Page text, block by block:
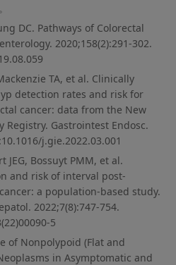
DC. Pathways of Colorectal
2020;158(2):291-302.
TA, et al. Clinically
detection rates and risk for
cancer: data from the New
Registry. Gastrointest Endosc.
j.gie.2022.03.001
JEG, Bossuyt PMM, et al.
and risk of interval post-
a population-based study.
2022;7(8):747-754.
5
of Nonpolypoid (Flat and
in Asymptomatic and